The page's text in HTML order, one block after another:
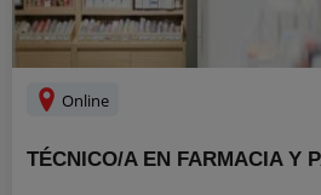
Online
TÉCNICO/A EN FARMACIA Y